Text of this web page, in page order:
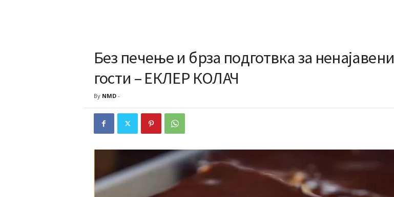
Без печење и брза подготвка за ненајавени
гости – ЕКЛЕР КОЛАЧ
By NMD-